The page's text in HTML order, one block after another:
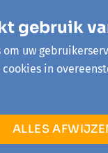
gebruik
uw
in
ALLES